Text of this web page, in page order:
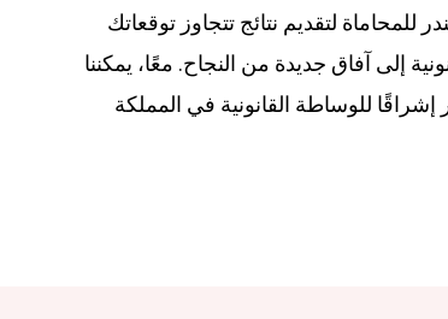
لتقديم نتائج تتجاوز توقعاتك
إلى آفاق جديدة من النجاح. معًا، يمكننا
إشراقًا للوساطة القانونية في المملكة